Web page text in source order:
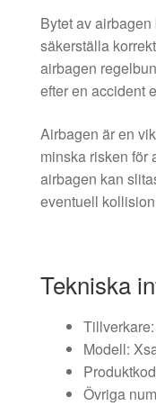
Bytet av
säkerställa
airbagen
efter en accident
Airbagen är en
minska risken för
airbagen kan
eventuell
Tekniska
Modell:
Övriga